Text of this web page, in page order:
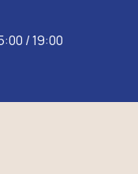
/ 19:00